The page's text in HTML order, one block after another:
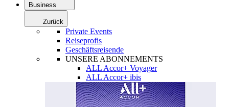
Business
Zurück
Private Events
Reiseprofis
Geschäftsreisende
UNSERE ABONNEMENTS
ALL Accor+ Voyager
ALL Accor+ ibis